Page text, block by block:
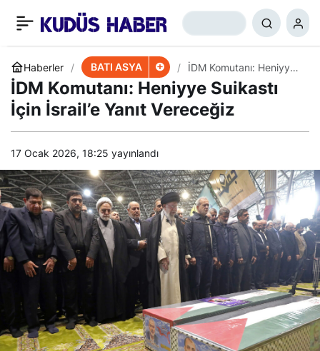
Haberler BATI ASYA
İDM Komutanı: Heniyye
Suikastı İçin İsrail’e Yanıt
Vereceğiz
İDM Komutanı: Heniyye Suikastı
İçin İsrail’e Yanıt Vereceğiz
17 Ocak 2026, 18:25 yayınlandı
Filistin Direnişinden
Hizbullah’a Açık Mektup
+ 0 Paylaş